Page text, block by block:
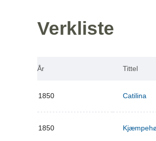
Verkliste
År Tittel
1850 Catilina
1850